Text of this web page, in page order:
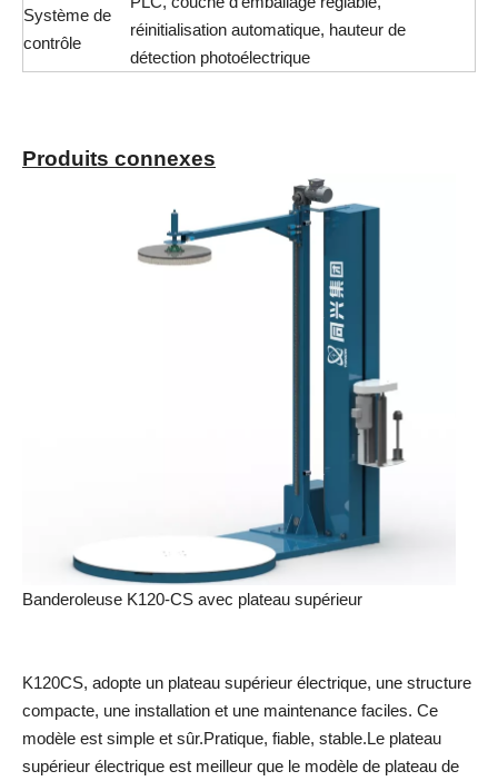
Système de
contrôle
réinitialisation automatique, hauteur de
détection photoélectrique
Produits connexes
Banderoleuse K120-CS avec plateau supérieur
K120CS, adopte un plateau supérieur électrique, une structure
compacte, une installation et une maintenance faciles. Ce
modèle est simple et sûr.Pratique, fiable, stable.Le plateau
supérieur électrique est meilleur que le modèle de plateau de